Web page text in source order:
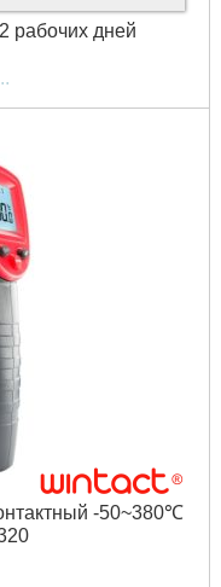
рабочих дней
-50~380℃